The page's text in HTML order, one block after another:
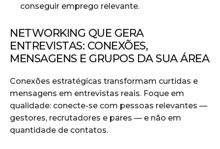
conseguir emprego relevante.
NETWORKING QUE GERA
ENTREVISTAS: CONEXÕES,
MENSAGENS E GRUPOS DA SUA ÁREA
Conexões estratégicas transformam curtidas e
mensagens em entrevistas reais. Foque em
qualidade: conecte-se com pessoas relevantes —
gestores, recrutadores e pares — e não em
quantidade de contatos.